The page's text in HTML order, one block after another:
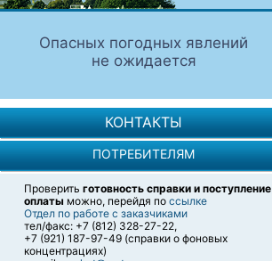
Опасных погодных явлений
не ожидается
КОНТАКТЫ
ПОТРЕБИТЕЛЯМ
Проверить готовность справки и поступление
оплаты можно, перейдя по ссылке
Отдел по работе с заказчиками
тел/факс: +7 (812) 328-27-22,
+7 (921) 187-97-49 (справки о фоновых
концентрациях)